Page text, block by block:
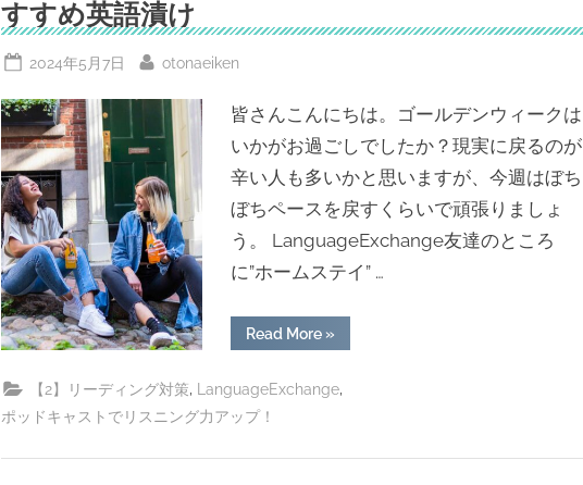
に
み
た
Language
Exchange
で
践
会
話”
すすめ英語漬け
Posted
2024年5月7日 By
otonaeiken
皆さんこんにちは。ゴールデンウィークは
いかがお過ごしでしたか？現実に戻るのが
辛い人も多いかと思いますが、今週はぼち
ぼちペースを戻すくらいで頑張りましょ
う。 LanguageExchange友達のところ
に”ホームステイ” …
Read More“東
京
英
ン
»
【2】リーディング対策 LanguageExchange
ポッドキャストでリスニング力アップ！